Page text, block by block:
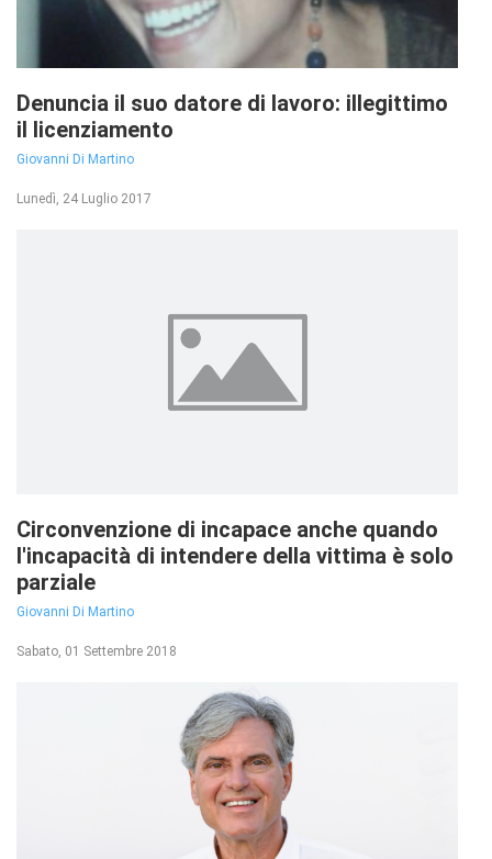
Denuncia il suo datore di lavoro: illegittimo
il licenziamento
Giovanni Di Martino
Lunedì, 24 Luglio 2017
Circonvenzione di incapace anche quando
l'incapacità di intendere della vittima è solo
parziale
Giovanni Di Martino
Sabato, 01 Settembre 2018